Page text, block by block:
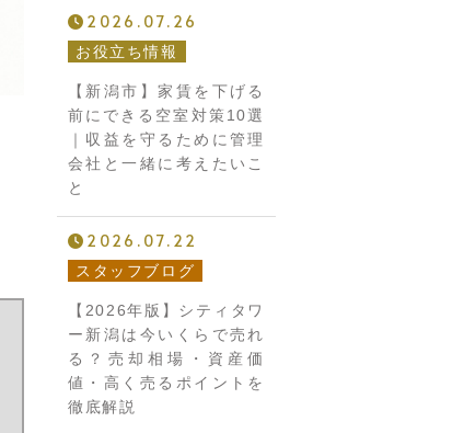
2026.07.26
お役立ち情報
【新潟市】家賃を下げる
前にできる空室対策10選
｜収益を守るために管理
会社と一緒に考えたいこ
と
2026.07.22
スタッフブログ
【2026年版】シティタワ
ー新潟は今いくらで売れ
る？売却相場・資産価
値・高く売るポイントを
徹底解説